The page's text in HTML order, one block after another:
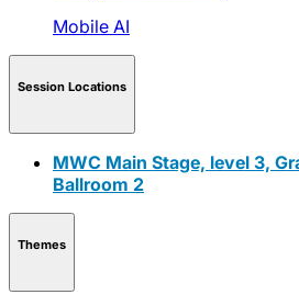
Mobile AI
Session Locations
MWC Main Stage, level 3,
Ballroom 2
Themes